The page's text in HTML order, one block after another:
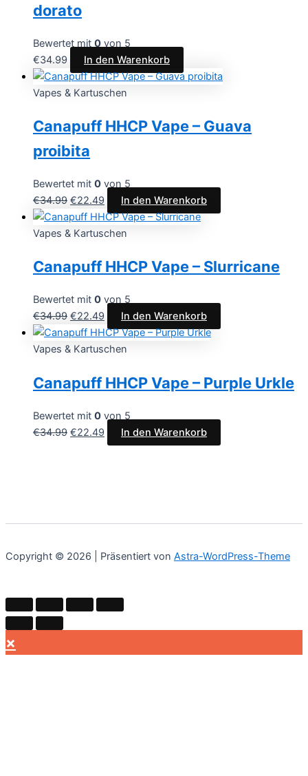
dorato
Bewertet mit 0 von 5
€34.99 In den Warenkorb
Vapes & Kartuschen
Canapuff HHCP Vape – Guava
proibita
Bewertet mit 0 von 5
€34.99 €22.49 In den Warenkorb
Vapes & Kartuschen
Canapuff HHCP Vape – Slurricane
Bewertet mit 0 von 5
€34.99 €22.49 In den Warenkorb
Vapes & Kartuschen
Canapuff HHCP Vape – Purple Urkle
Bewertet mit 0 von 5
€34.99 €22.49 In den Warenkorb
Copyright © 2026 | Präsentiert von Astra-WordPress-Theme
×